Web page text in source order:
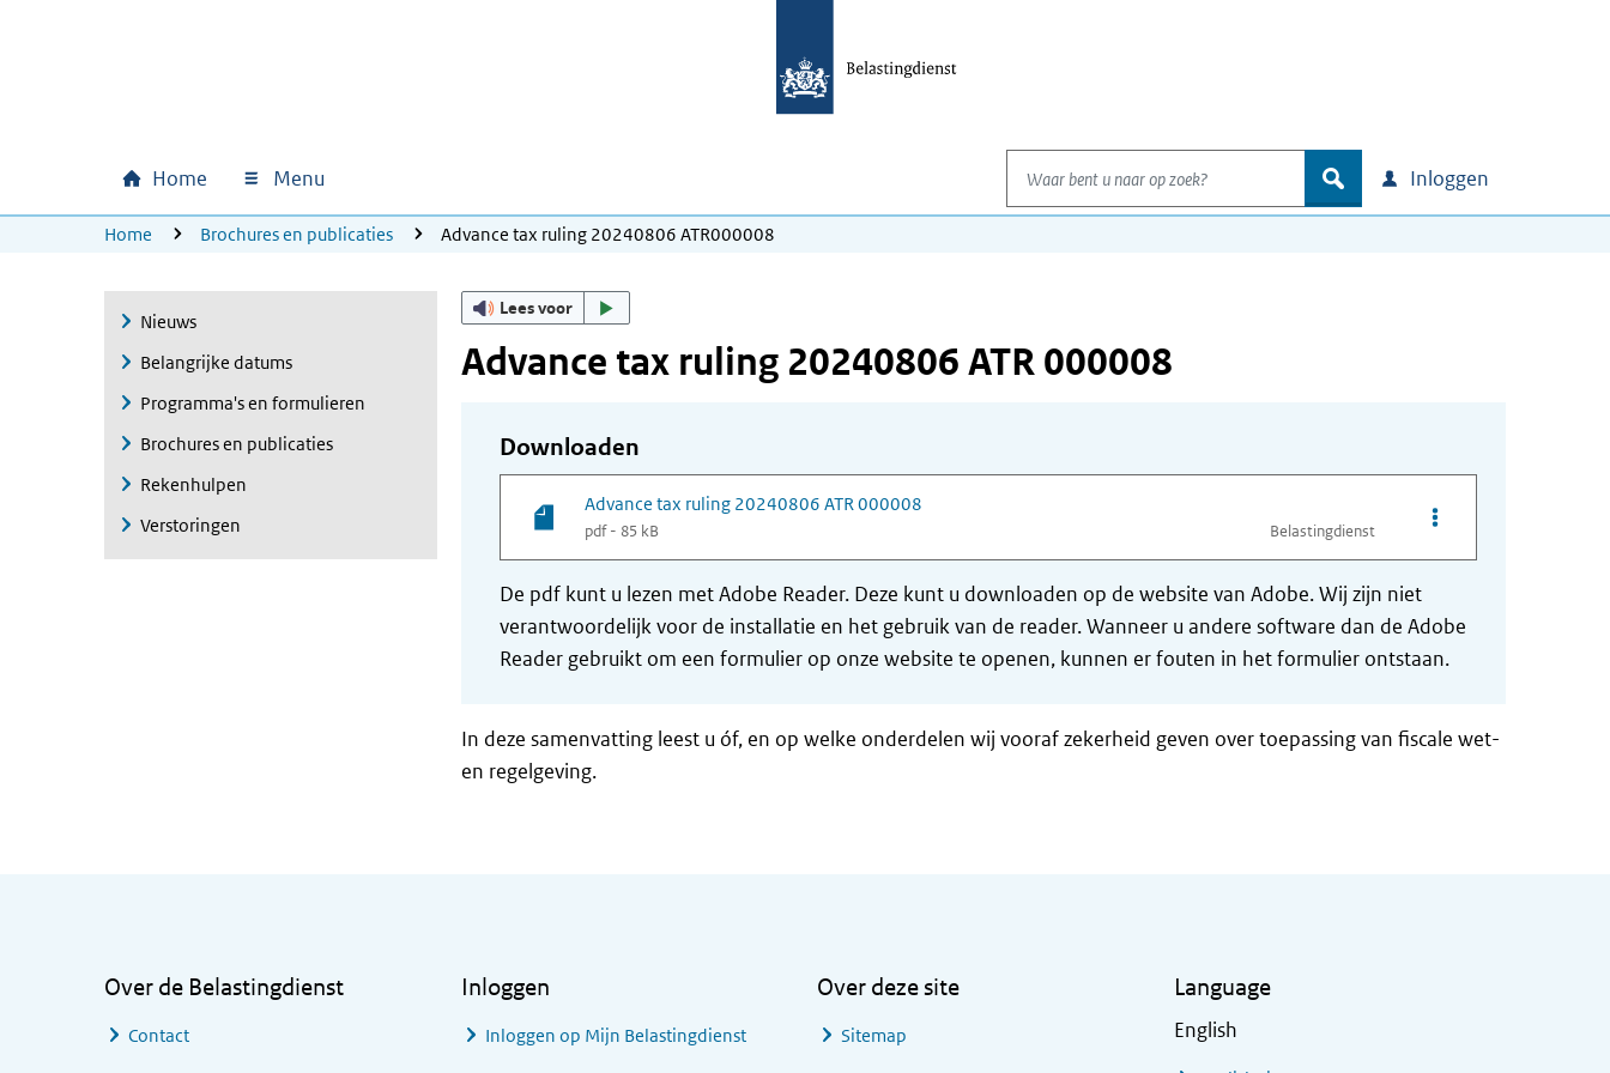
Hoofdnavigatie
Home Menu
Waar bent u naar op zoek?
zoek Inloggen
U bevindt zich hier:
Home Brochures en publicaties Advance tax ruling 20240806 ATR000008
Nieuws
Belangrijke datums
Programma's en formulieren
Brochures en publicaties
Rekenhulpen
Verstoringen
Lees voor
Advance tax ruling 20240806 ATR 000008
Downloaden
Advance tax ruling 20240806 ATR 000008
pdf - 85 kB Belastingdienst
Opties van bestand
De pdf kunt u lezen met Adobe Reader. Deze kunt u downloaden op de website van Adobe. Wij zijn niet
verantwoordelijk voor de installatie en het gebruik van de reader. Wanneer u andere software dan de Adobe
Reader gebruikt om een formulier op onze website te openen, kunnen er fouten in het formulier ontstaan.
In deze samenvatting leest u óf, en op welke onderdelen wij vooraf zekerheid geven over toepassing van fiscale wet-
en regelgeving.
Over de Belastingdienst
Contact
Inloggen
Inloggen op Mijn Belastingdienst
Over deze site
Sitemap
Language
English